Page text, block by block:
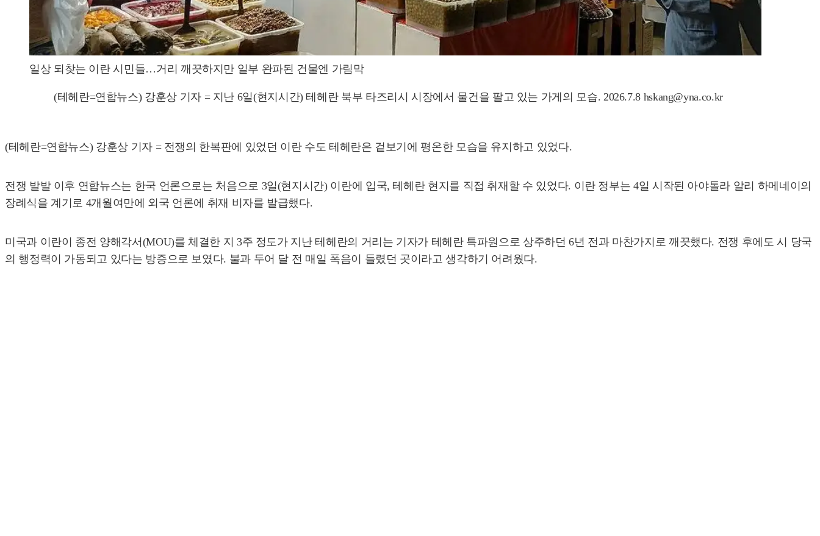
일상 되찾는 이란 시민들…거리 깨끗하지만 일부 완파된 건물엔 가림막
(테헤란=연합뉴스) 강훈상 기자 = 지난 6일(현지시간) 테헤란 북부 타즈리시 시장에서 물건을 팔고 있는 가게의 모습. 2026.7.8 hskang@yna.co.kr
(테헤란=연합뉴스) 강훈상 기자 = 전쟁의 한복판에 있었던 이란 수도 테헤란은 겉보기에 평온한 모습을 유지하고 있었다.
전쟁 발발 이후 연합뉴스는 한국 언론으로는 처음으로 3일(현지시간) 이란에 입국, 테헤란 현지를 직접 취재할 수 있었다. 이란 정부는 4일 시작된 아야톨라 알리 하메네이의
장례식을 계기로 4개월여만에 외국 언론에 취재 비자를 발급했다.
미국과 이란이 종전 양해각서(MOU)를 체결한 지 3주 정도가 지난 테헤란의 거리는 기자가 테헤란 특파원으로 상주하던 6년 전과 마찬가지로 깨끗했다. 전쟁 후에도 시 당국
의 행정력이 가동되고 있다는 방증으로 보였다. 불과 두어 달 전 매일 폭음이 들렸던 곳이라고 생각하기 어려웠다.